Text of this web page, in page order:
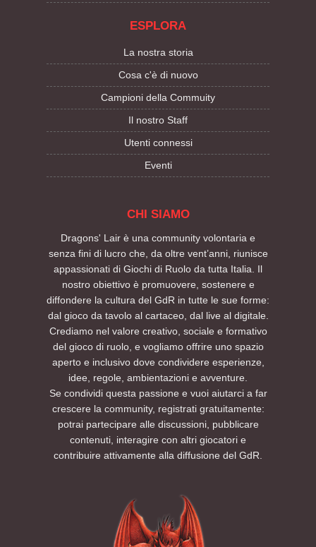
ESPLORA
La nostra storia
Cosa c'è di nuovo
Campioni della Commuity
Il nostro Staff
Utenti connessi
Eventi
CHI SIAMO
Dragons' Lair è una community volontaria e
senza fini di lucro che, da oltre vent’anni, riunisce
appassionati di Giochi di Ruolo da tutta Italia. Il
nostro obiettivo è promuovere, sostenere e
diffondere la cultura del GdR in tutte le sue forme:
dal gioco da tavolo al cartaceo, dal live al digitale.
Crediamo nel valore creativo, sociale e formativo
del gioco di ruolo, e vogliamo offrire uno spazio
aperto e inclusivo dove condividere esperienze,
idee, regole, ambientazioni e avventure.
Se condividi questa passione e vuoi aiutarci a far
crescere la community, registrati gratuitamente:
potrai partecipare alle discussioni, pubblicare
contenuti, interagire con altri giocatori e
contribuire attivamente alla diffusione del GdR.